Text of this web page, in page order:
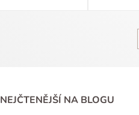
NEJČTENĚJŠÍ NA BLOGU